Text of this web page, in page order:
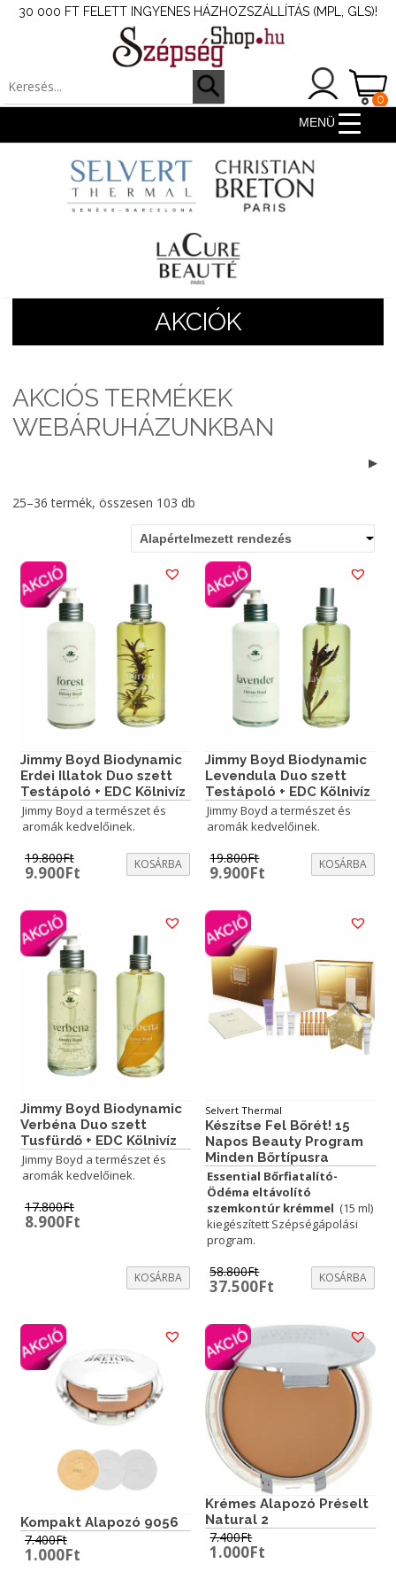
30 000 FT FELETT INGYENES HÁZHOZSZÁLLÍTÁS (MPL, GLS)!
0
MENÜ
AKCIÓK
AKCIÓS TERMÉKEK
WEBÁRUHÁZUNKBAN
25–36 termék, összesen 103 db
Alapértelmezett rendezés
Jimmy Boyd Biodynamic
Erdei Illatok Duo szett
Testápoló + EDC Kölnivíz
Jimmy Boyd a természet és
aromák kedvelőinek.
19.800Ft
Original
19.800Ft.
9.900FtCurrentKOSÁRBA
Jimmy Boyd Biodynamic
Levendula Duo szett
Testápoló + EDC Kölnivíz
Jimmy Boyd a természet és
aromák kedvelőinek.
19.800Ft
Original
19.800Ft.
9.900Ft CurrentKOSÁRBA
Jimmy Boyd Biodynamic
Verbéna Duo szett
Tusfürdő + EDC Kölnivíz
Jimmy Boyd a természet és
aromák kedvelőinek.
17.800Ft
Original
8.900FtCurrent
8.900Ft.
KOSÁRBA
Selvert Thermal
Készítse Fel Bőrét! 15
Napos Beauty Program
Minden Bőrtípusra
Essential Bőrfiatalító-
Ödéma eltávolító
szemkontúr krémmel (15 ml)
kiegészített Szépségápolási
program.
58.800Ft
Original
58.800Ft.
37.500Ft Current
37.500Ft.
KOSÁRBA
Kompakt Alapozó 9056
7.400Ft
Original
1.000FtCurrent
Krémes Alapozó Préselt
Natural 2
7.400Ft
Original
1.000Ft